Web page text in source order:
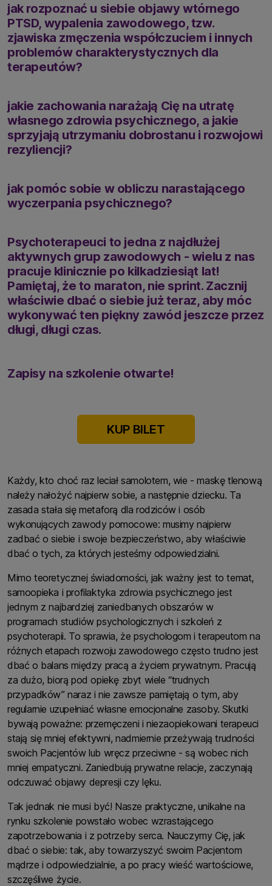
jak rozpoznać u siebie objawy wtórnego
PTSD, wypalenia zawodowego, tzw.
zjawiska zmęczenia współczuciem i innych
problemów charakterystycznych dla
terapeutów?
jakie zachowania narażają Cię na utratę
własnego zdrowia psychicznego, a jakie
sprzyjają utrzymaniu dobrostanu i rozwojowi
rezyliencji?
jak pomóc sobie w obliczu narastającego
wyczerpania psychicznego?
Psychoterapeuci to jedna z najdłużej
aktywnych grup zawodowych - wielu z nas
pracuje klinicznie po kilkadziesiąt lat!
Pamiętaj, że to maraton, nie sprint. Zacznij
właściwie dbać o siebie już teraz, aby móc
wykonywać ten piękny zawód jeszcze przez
długi, długi czas.
Zapisy na szkolenie otwarte!
KUP BILET
Każdy, kto choć raz leciał samolotem, wie - maskę tlenową
należy nałożyć najpierw sobie, a następnie dziecku. Ta
zasada stała się metaforą dla rodziców i osób
wykonujących zawody pomocowe: musimy najpierw
zadbać o siebie i swoje bezpieczeństwo, aby właściwie
dbać o tych, za których jesteśmy odpowiedzialni.
Mimo teoretycznej świadomości, jak ważny jest to temat,
samoopieka i profilaktyka zdrowia psychicznego jest
jednym z najbardziej zaniedbanych obszarów w
programach studiów psychologicznych i szkoleń z
psychoterapii. To sprawia, że psychologom i terapeutom na
różnych etapach rozwoju zawodowego często trudno jest
dbać o balans między pracą a życiem prywatnym. Pracują
za dużo, biorą pod opiekę zbyt wiele “trudnych
przypadków” naraz i nie zawsze pamiętają o tym, aby
regularnie uzupełniać własne emocjonalne zasoby. Skutki
bywają poważne: przemęczeni i niezaopiekowani terapeuci
stają się mniej efektywni, nadmiernie przeżywają trudności
swoich Pacjentów lub wręcz przeciwne - są wobec nich
mniej empatyczni. Zaniedbują prywatne relacje, zaczynają
odczuwać objawy depresji czy lęku.
Tak jednak nie musi być! Nasze praktyczne, unikalne na
rynku szkolenie powstało wobec wzrastającego
zapotrzebowania i z potrzeby serca. Nauczymy Cię, jak
dbać o siebie: tak, aby towarzyszyć swoim Pacjentom
mądrze i odpowiedzialnie, a po pracy wieść wartościowe,
szczęśliwe życie.